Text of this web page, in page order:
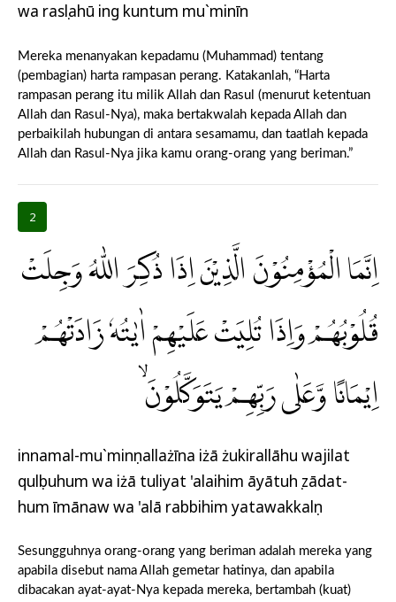
wa rasụlahū ing kuntum mu`minīn
Mereka menanyakan kepadamu (Muhammad) tentang
(pembagian) harta rampasan perang. Katakanlah, “Harta
rampasan perang itu milik Allah dan Rasul (menurut ketentuan
Allah dan Rasul-Nya), maka bertakwalah kepada Allah dan
perbaikilah hubungan di antara sesamamu, dan taatlah kepada
Allah dan Rasul-Nya jika kamu orang-orang yang beriman.”
2
اِنَّمَا الْمُؤْمِنُوْنَ الَّذِيْنَ اِذَا ذُكِرَ اللّٰهُ وَجِلَتْ
قُلُوْبُهُمْ وَاِذَا تُلِيَتْ عَلَيْهِمْ اٰيٰتُهٗ زَادَتْهُمْ
اِيْمَانًا وَّعَلٰى رَبِّهِمْ يَتَوَكَّلُوْنَۙ
innamal-mu`minụnallażīna iżā żukirallāhu wajilat
qulụbuhum wa iżā tuliyat 'alaihim āyātuhụ zādat-
hum īmānaw wa 'alā rabbihim yatawakkalụn
Sesungguhnya orang-orang yang beriman adalah mereka yang
apabila disebut nama Allah gemetar hatinya, dan apabila
dibacakan ayat-ayat-Nya kepada mereka, bertambah (kuat)